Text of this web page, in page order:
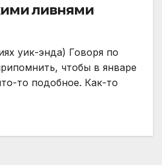
ливнями
уик-энда) Говоря по
чтобы в январе
то подобное. Как-то